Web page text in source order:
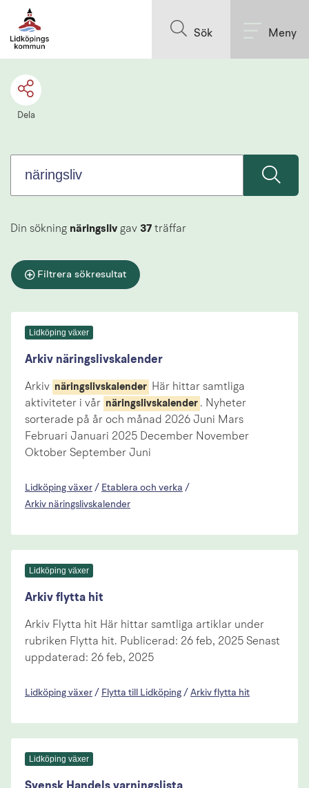
Sök Meny
Dela
Sökförslagen
presenteras
sökrutan
Din sökning näringsliv gav 37 träffar
Filtrera sökresultat
Lidköping växer
Arkiv näringslivskalender
Arkiv näringslivskalender Här hittar samtliga
aktiviteter i vår näringslivskalender . Nyheter
sorterade på år och månad 2026 Juni Mars
Februari Januari 2025 December November
Oktober September Juni
Lidköping växer / Etablera och verka /
Arkiv näringslivskalender
Lidköping växer
Arkiv flytta hit
Arkiv Flytta hit Här hittar samtliga artiklar under
rubriken Flytta hit. Publicerad: 26 feb, 2025 Senast
uppdaterad: 26 feb, 2025
Lidköping växer / Flytta till Lidköping / Arkiv flytta hit
Lidköping växer